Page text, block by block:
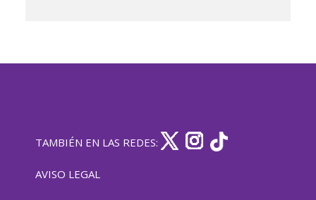
TAMBIÉN EN LAS REDES:
AVISO LEGAL